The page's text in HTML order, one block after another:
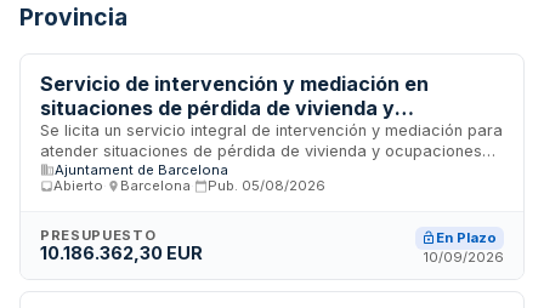
Provincia
Servicio de intervención y mediación en
situaciones de pérdida de vivienda y
ocupaciones en Barcelona
Se licita un servicio integral de intervención y mediación para
atender situaciones de pérdida de vivienda y ocupaciones
en la ciudad de Barcelona. El Ayuntamiento de Barcelona
contrata profesionales especializados que realizarán tareas
negociación en casos de desalojo y acompañamiento a las
familias afectadas. El servicio se ejecutará a través de
mediación, trabajo social, educación social y derecho.
Ajuntament de Barcelona
Abierto
Barcelona Pub. 05/08/2026
PRESUPUESTO
10.186.362,30 EUR
En Plazo
10/09/2026